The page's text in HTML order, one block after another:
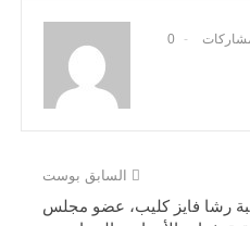
0
السابق بوست
رشا فايز كليب، عضو مجلس